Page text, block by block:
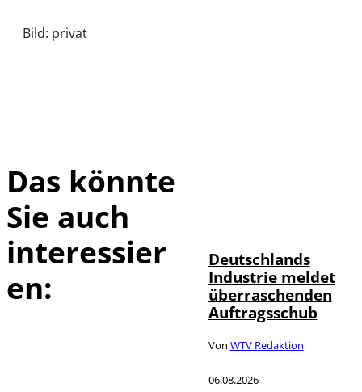
Bild: privat
Das könnte
Sie auch
interessier
en:
Deutschlands
Industrie meldet
überraschenden
Auftragsschub
Von WTV Redaktion
06.08.2026